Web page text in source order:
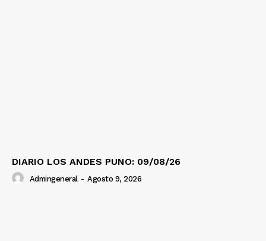
DIARIO LOS ANDES PUNO: 09/08/26
Admingeneral - Agosto 9, 2026